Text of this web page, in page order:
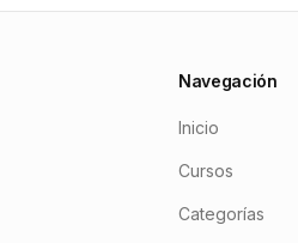
Navegación
Inicio
Cursos
Categorías